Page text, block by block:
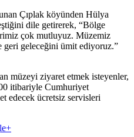
Çıplak köyünden Hülya
dile getirerek, “Bölge
çok mutluyuz. Müzemiz
geri geleceğini ümit ediyoruz.”
müzeyi ziyaret etmek isteyenler,
itibariyle Cumhuriyet
edecek ücretsiz servisleri